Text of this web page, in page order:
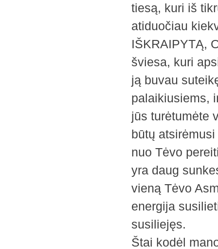
tiesą, kuri iš
atiduočiau
IŠKRAIPYTĄ,
šviesa, kuri
ją buvau
palaikiusiems,
jūs turėtumėte
būtų
nuo Tėvo
yra daug
vieną Tėvo
energija
susiliejęs.
Štai kodėl